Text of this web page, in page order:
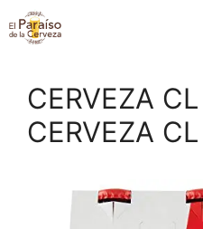
Saltar
al
CERVEZA
CERVEZA CL